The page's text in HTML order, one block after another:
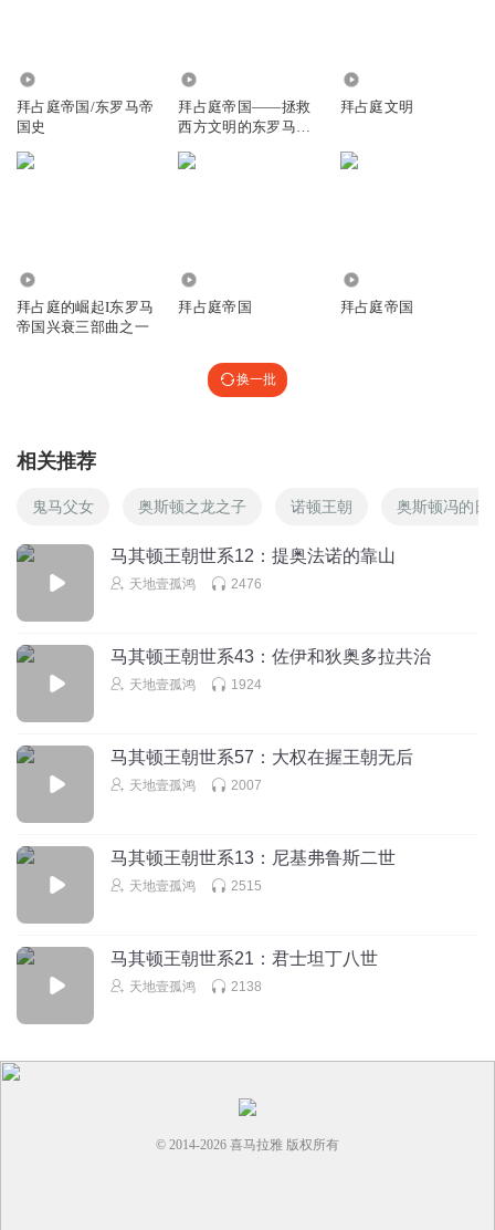
拜占庭帝国/东罗马帝
国史
拜占庭帝国——拯救
西方文明的东罗马千
拜占庭文明
拜占庭的崛起I东罗马
帝国兴衰三部曲之一
拜占庭帝国 拜占庭帝国
换一批
相关推荐
鬼马父女 奥斯顿之龙之子 诺顿王朝 奥斯顿冯的日
马其顿王朝世系12：提奥法诺的靠山
天地壹孤鸿 2476
马其顿王朝世系43：佐伊和狄奥多拉共治
天地壹孤鸿 1924
马其顿王朝世系57：大权在握王朝无后
天地壹孤鸿 2007
马其顿王朝世系13：尼基弗鲁斯二世
天地壹孤鸿 2515
马其顿王朝世系21：君士坦丁八世
天地壹孤鸿 2138
© 2014-2026 喜马拉雅 版权所有